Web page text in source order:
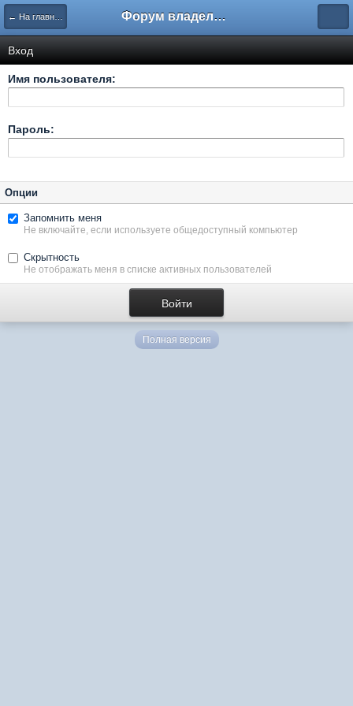
← На главную Форум владельцев интернет-магазинов
Вход
Имя пользователя:
Пароль:
Опции
Запомнить меня
Не включайте, если используете общедоступный компьютер
Скрытность
Не отображать меня в списке активных пользователей
Полная версия